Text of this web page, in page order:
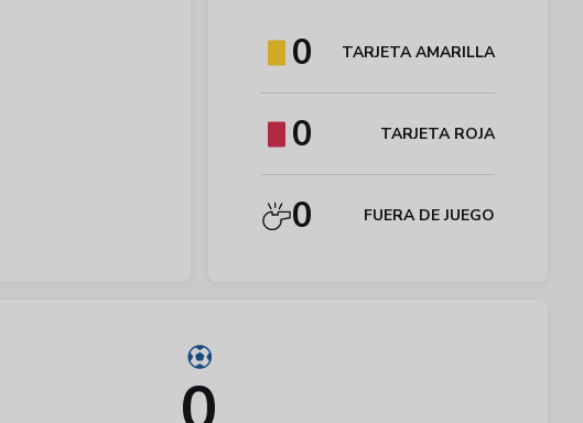
0 TARJETA AMARILLA
0 TARJETA ROJA
0 FUERA DE JUEGO